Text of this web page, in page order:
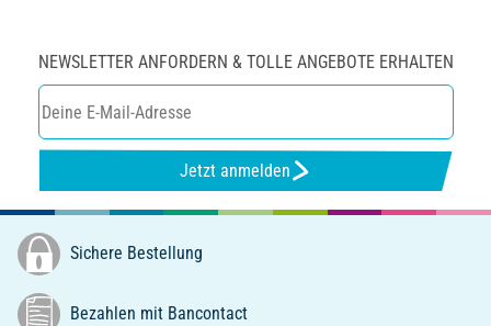
NEWSLETTER ANFORDERN & TOLLE ANGEBOTE ERHALTEN
Jetzt anmelden
Sichere Bestellung
Bezahlen mit Bancontact